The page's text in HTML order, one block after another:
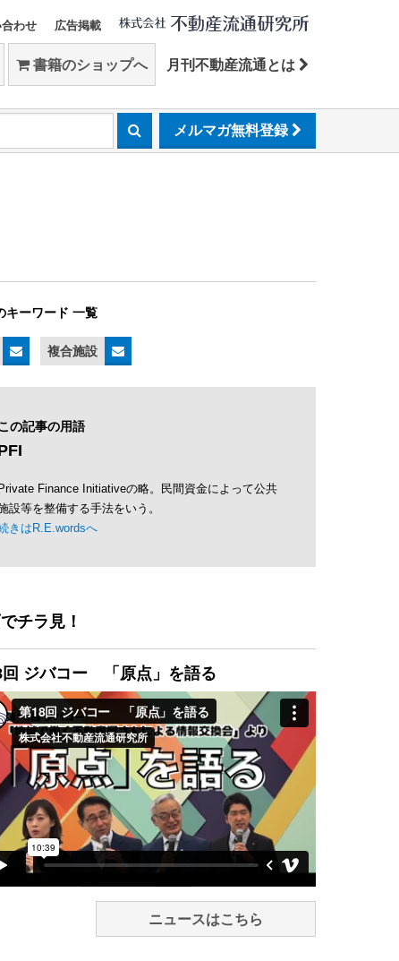
わせ 広告掲載
書籍のショップへ 月刊不動産流通とは
メルマガ無料登録
キーワード 一覧
複合施設
の記事の用語
Private Finance Initiativeの略。民間資金によって公共
設等を整備する手法をいう。
きはR.E.wordsへ
チラ見！
回 ジバコー 「原点」を語る
ニュースはこちら